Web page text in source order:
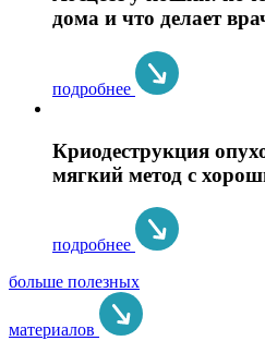
дома и что делает
подробнее
Криодеструкция
мягкий метод с
подробнее
больше полезных
материалов